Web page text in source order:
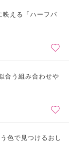
映える「ハーフパ
合う組み合わせや
色で見つけるおし